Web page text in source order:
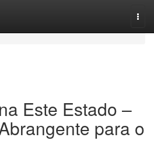
Este Estado –
para o